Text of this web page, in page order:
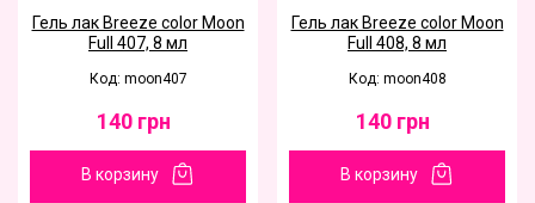
Гель лак Breeze color Moon
Full 407, 8 мл
Код: moon407
140 грн
В корзину
Гель лак Breeze color Moon
Full 408, 8 мл
Код: moon408
140 грн
В корзину